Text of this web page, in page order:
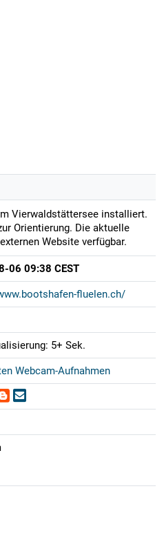
Vierwaldstättersee installiert.
Orientierung. Die aktuelle
Website verfügbar.
06 09:38 CEST
fluelen.ch/
5+ Sek.
Webcam-Aufnahmen